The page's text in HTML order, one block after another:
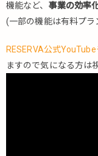
機能など、 事業の効率
(一部の機能は有料プラ
RESERVA公式
ますので気になる方は